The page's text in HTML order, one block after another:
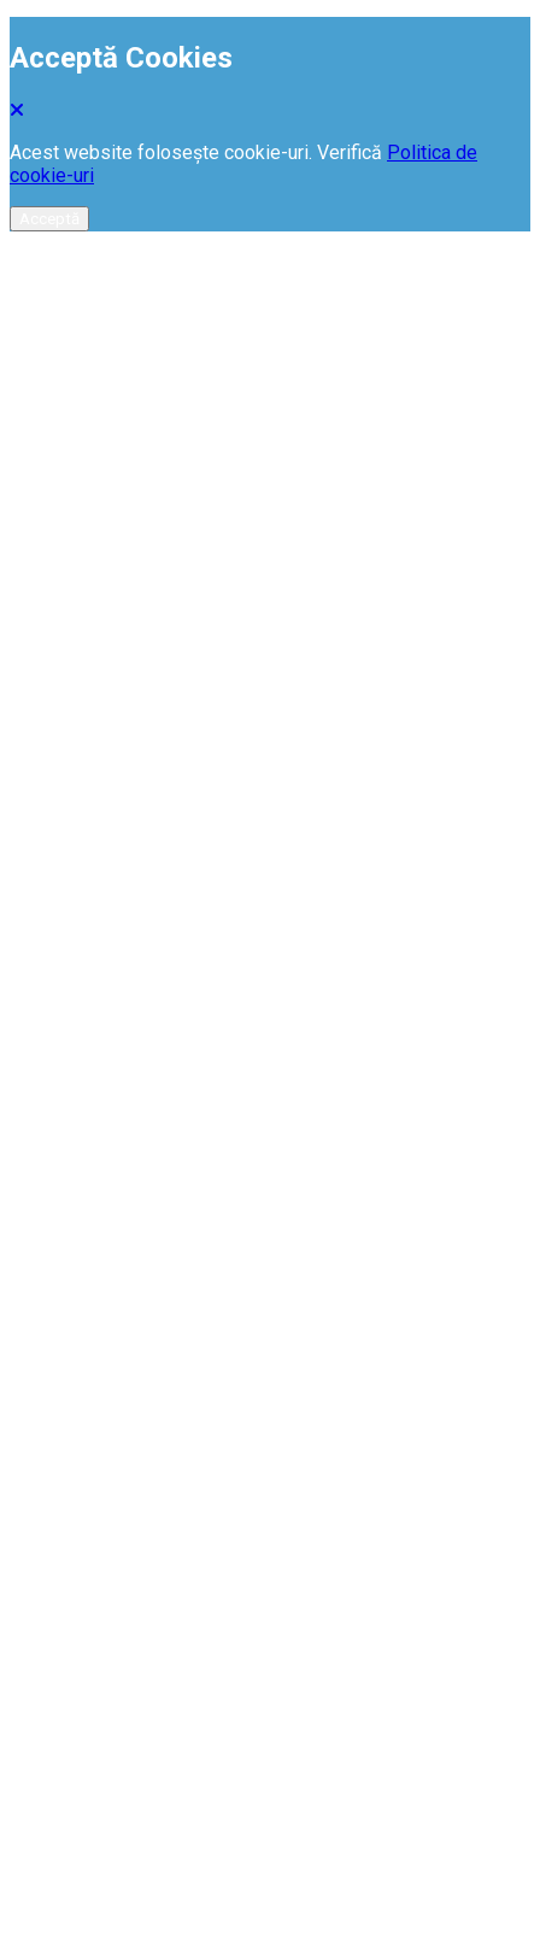
Acceptă Cookies
Acest website folosește cookie-uri. Verifică Politica de
cookie-uri